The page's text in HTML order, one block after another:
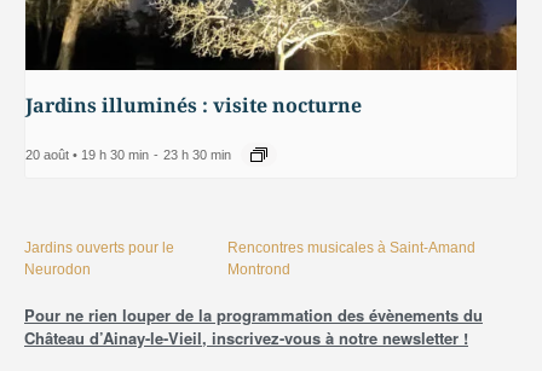
Jardins illuminés : visite nocturne
20 août • 19 h 30 min - 23 h 30 min
Jardins ouverts pour le
Neurodon
Rencontres musicales à Saint-Amand
Montrond
Pour ne rien louper de la programmation des évènements du
Château d’Ainay-le-Vieil, inscrivez-vous à notre newsletter !